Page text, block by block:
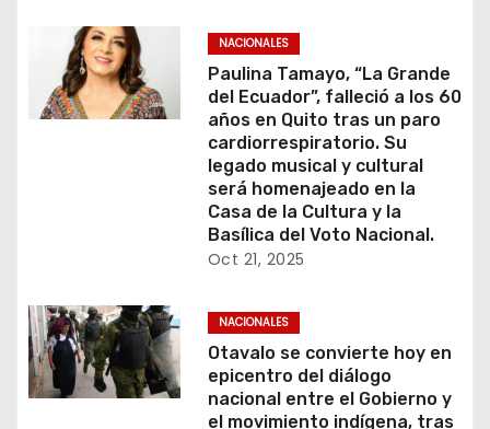
NACIONALES
Paulina Tamayo, “La Grande
del Ecuador”, falleció a los 60
años en Quito tras un paro
cardiorrespiratorio. Su
legado musical y cultural
será homenajeado en la
Casa de la Cultura y la
Basílica del Voto Nacional.
Oct 21, 2025
NACIONALES
Otavalo se convierte hoy en
epicentro del diálogo
nacional entre el Gobierno y
el movimiento indígena, tras